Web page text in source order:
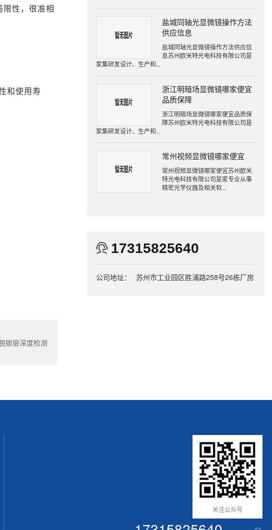
性，很准相
和使用寿
碳层深度检测
盐城同轴光显微镜操作方法
供应信息
盐城同轴光显微镜操作方法供应信
息苏州欧米特光电科技有限公司是
家集研发设计、生产和...
浙江明暗场显微镜哪家便宜
品质保障
浙江明暗场显微镜哪家便宜品质保
障苏州欧米特光电科技有限公司是
家集研发设计、生产和...
常州视频显微镜哪家便宜
常州视频显微镜哪家便宜苏州欧米
特光电科技有限公司是家专业从事
精密光学仪器及相关软...
17315825640
公司地址： 苏州市工业园区胜浦路258号26栋厂房
关注公众号